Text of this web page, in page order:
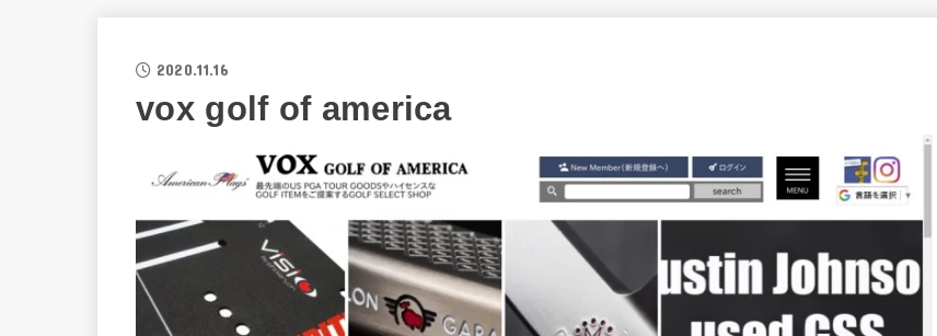
2020.11.16
vox golf of america